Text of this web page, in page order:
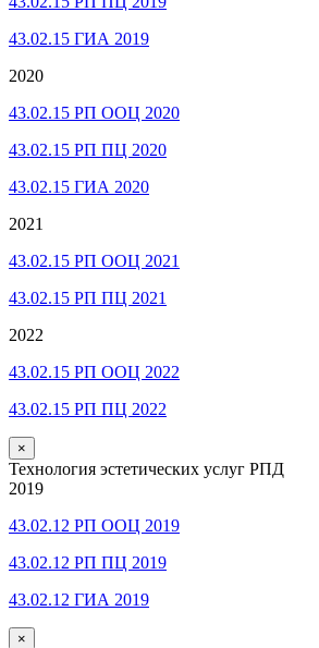
43.02.15 ГИА 2019
2020
43.02.15 РП ООЦ 2020
43.02.15 РП ПЦ 2020
43.02.15 ГИА 2020
2021
43.02.15 РП ООЦ 2021
43.02.15 РП ПЦ 2021
2022
43.02.15 РП ООЦ 2022
43.02.15 РП ПЦ 2022
×
Технология эстетических услуг РПД
2019
43.02.12 РП ООЦ 2019
43.02.12 РП ПЦ 2019
43.02.12 ГИА 2019
×